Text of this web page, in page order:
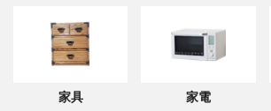
家具 家電